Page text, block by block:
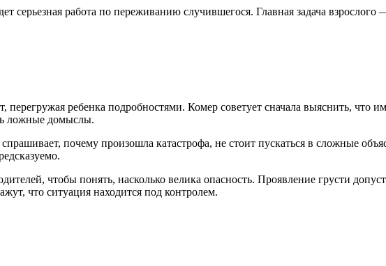
серьезная работа по переживанию случившегося. Главная задача взрослого
перегружая ребенка подробностями. Комер советует сначала выяснить,
ложные домыслы.
почему произошла катастрофа, не стоит пускаться в сложные
чтобы понять, насколько велика опасность. Проявление грусти
что ситуация находится под контролем.